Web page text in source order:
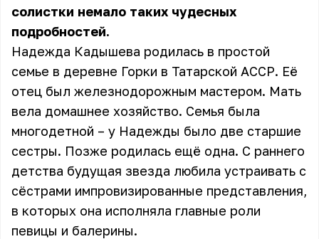
солистки немало таких чудесных
подробностей.
Надежда Кадышева родилась в простой
семье в деревне Горки в Татарской АССР. Её
отец был железнодорожным мастером. Мать
вела домашнее хозяйство. Семья была
многодетной – у Надежды было две старшие
сестры. Позже родилась ещё одна. С раннего
детства будущая звезда любила устраивать с
сёстрами импровизированные представления,
в которых она исполняла главные роли
певицы и балерины.